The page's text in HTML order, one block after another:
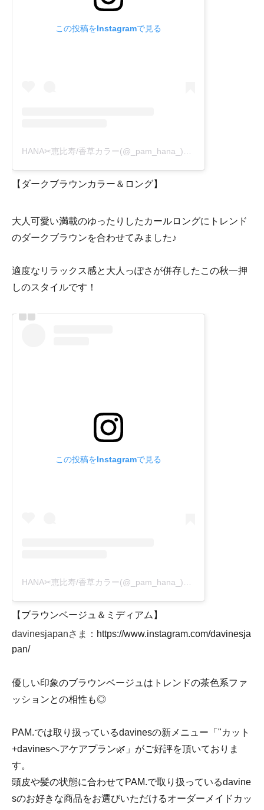
この投稿をInstagramで見る
【ダークブラウンカラー＆ロング】
大人可愛い満載のゆったりしたカールロングにトレンド
のダークブラウンを合わせてみました♪
適度なリラックス感と大人っぽさが併存したこの秋一押
しのスタイルです！
この投稿をInstagramで見る
HANA✂︎恵比寿/香草カラー(@_pam_hana_)がシェアした投稿
【ブラウンベージュ＆ミディアム】
davinesjapanさま： https://www.instagram.com/davinesja
pan/
優しい印象のブラウンベージュはトレンドの茶色系ファ
ッションとの相性も◎
PAM.では取り扱っているdavinesの新メニュー「"カット
+davinesヘアケアプラン🌿」がご好評を頂いておりま
す。
頭皮や髪の状態に合わせてPAM.で取り扱っているdavine
sのお好きな商品をお選びいただけるオーダーメイドカッ